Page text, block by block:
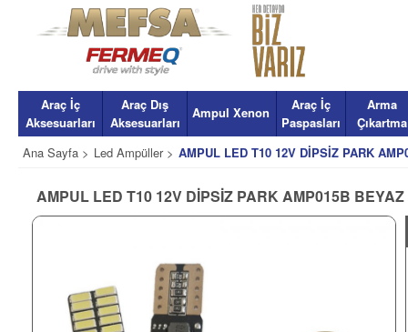
Araç İç
Aksesuarları
Araç Dış
Aksesuarları
Ampul Xenon
Araç İç
Paspasları
Arma
Çıkartma
Ana Sayfa > Led Ampüller > AMPUL LED T10 12V DİPSİZ PARK
AMPUL LED T10 12V DİPSİZ PARK AMP015B